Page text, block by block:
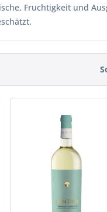
Fruchtigkeit und